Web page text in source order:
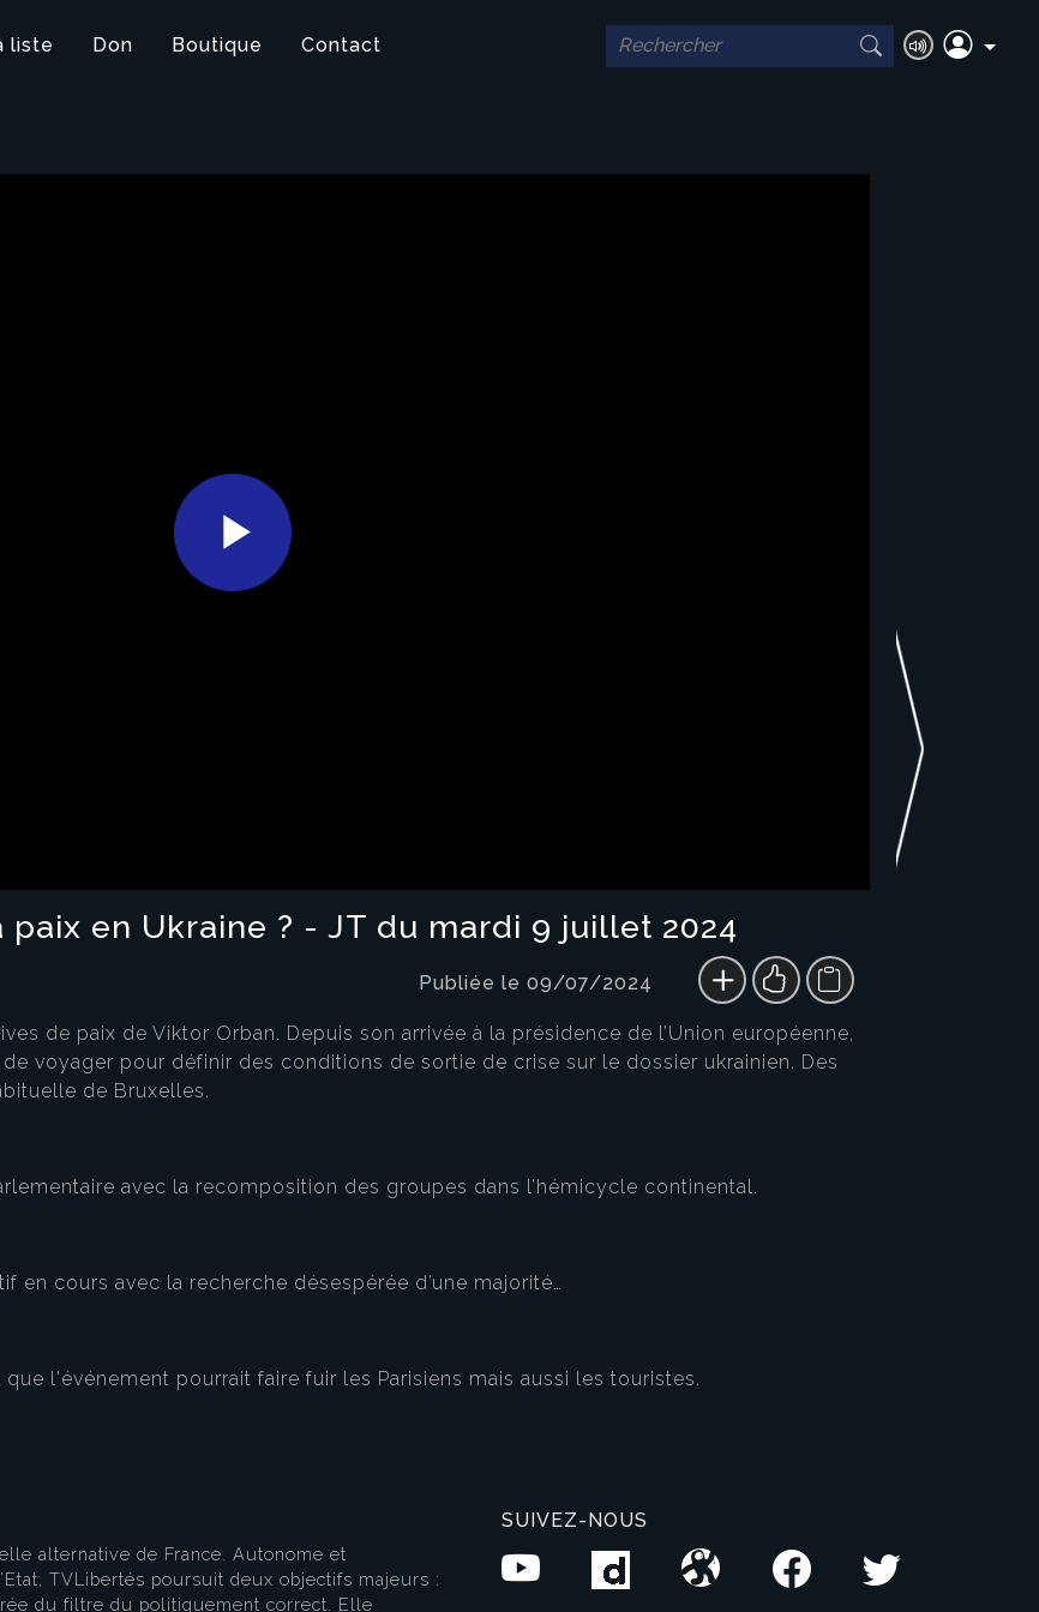
liste Don Boutique Contact
Play
en Ukraine ? - JT du mardi 9 juillet 2024
Publiée le 09/07/2024
de paix de Viktor Orban. Depuis son arrivée à la présidence de l’Union européenne,
voyager pour définir des conditions de sortie de crise sur le dossier ukrainien. Des
de Bruxelles.
avec la recomposition des groupes dans l’hémicycle continental.
en cours avec la recherche désespérée d’une majorité…
l'événement pourrait faire fuir les Parisiens mais aussi les touristes.
alternative de France. Autonome et
TVLibertés poursuit deux objectifs majeurs :
du filtre du politiquement correct. Elle
SUIVEZ-NOUS